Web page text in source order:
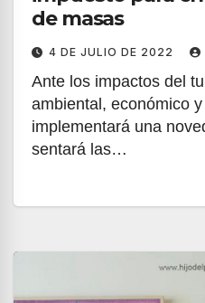
de masas
4 DE JULIO DE 2022
Ante los impactos del
ambiental, económico
implementará una
sentará las…